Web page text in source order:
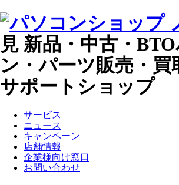
見 新品・中古・
ン・パーツ販売・買
サポートショップ
サービス
ニュース
キャンペーン
店舗情報
企業様向け窓口
お問い合わせ